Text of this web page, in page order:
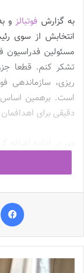
به گزارش فوتبالز و
انتخابش از سوی
مسئولین فدراسیون
تشکر کنم. قطعا
ریزی، سازماندهی
است. برهمین اساس
دقیقی برای
رویداد مهم در
داریم. تیم های
قهرمانی آسیا
رقابتهای مقدماتی
ریزی دقیقی برای
دوره مربیگری